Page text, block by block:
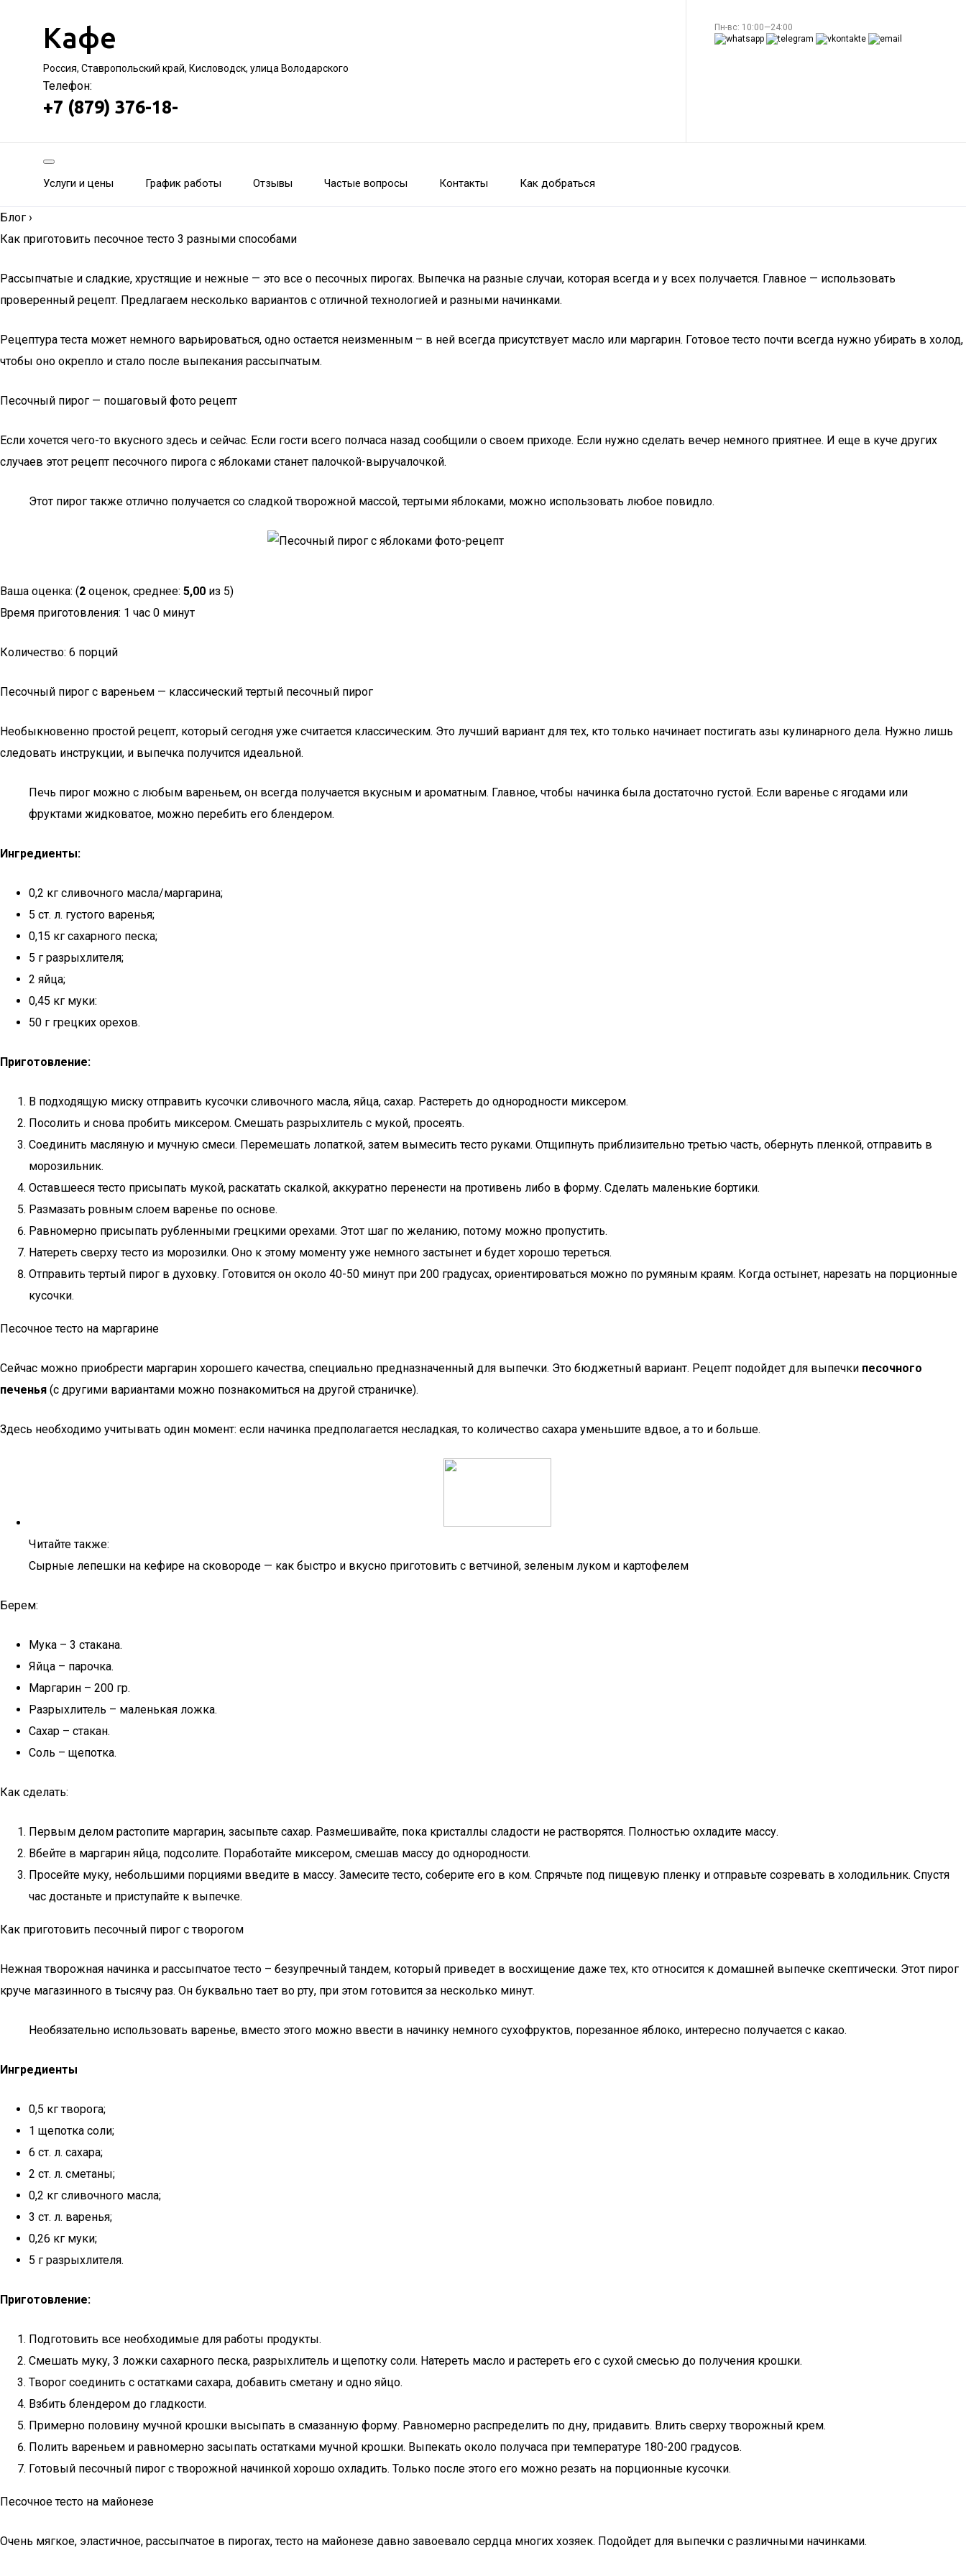
Кафе
Россия, Ставропольский край, Кисловодск, улица Володарского
Телефон:
+7 (879) 376-18-
Пн-вс: 10:00—24:00
Услуги и цены График работы Отзывы Частые вопросы Контакты Как добраться
Блог ›
Как приготовить песочное тесто 3 разными способами
Рассыпчатые и сладкие, хрустящие и нежные — это все о песочных пирогах. Выпечка на разные случаи, которая всегда и у всех получается. Главное — использовать
проверенный рецепт. Предлагаем несколько вариантов с отличной технологией и разными начинками.
Рецептура теста может немного варьироваться, одно остается неизменным – в ней всегда присутствует масло или маргарин. Готовое тесто почти всегда нужно убирать в холод,
чтобы оно окрепло и стало после выпекания рассыпчатым.
Песочный пирог — пошаговый фото рецепт
Если хочется чего-то вкусного здесь и сейчас. Если гости всего полчаса назад сообщили о своем приходе. Если нужно сделать вечер немного приятнее. И еще в куче других
случаев этот рецепт песочного пирога с яблоками станет палочкой-выручалочкой.
Этот пирог также отлично получается со сладкой творожной массой, тертыми яблоками, можно использовать любое повидло.
Ваша оценка: (2 оценок, среднее: 5,00 из 5)
Время приготовления: 1 час 0 минут
Количество: 6 порций
Песочный пирог с вареньем — классический тертый песочный пирог
Необыкновенно простой рецепт, который сегодня уже считается классическим. Это лучший вариант для тех, кто только начинает постигать азы кулинарного дела. Нужно лишь
следовать инструкции, и выпечка получится идеальной.
Печь пирог можно с любым вареньем, он всегда получается вкусным и ароматным. Главное, чтобы начинка была достаточно густой. Если варенье с ягодами или
фруктами жидковатое, можно перебить его блендером.
Ингредиенты:
0,2 кг сливочного масла/маргарина;
5 ст. л. густого варенья;
0,15 кг сахарного песка;
5 г разрыхлителя;
2 яйца;
0,45 кг муки:
50 г грецких орехов.
Приготовление:
В подходящую миску отправить кусочки сливочного масла, яйца, сахар. Растереть до однородности миксером.
Посолить и снова пробить миксером. Смешать разрыхлитель с мукой, просеять.
Соединить масляную и мучную смеси. Перемешать лопаткой, затем вымесить тесто руками. Отщипнуть приблизительно третью часть, обернуть пленкой, отправить в
морозильник.
Оставшееся тесто присыпать мукой, раскатать скалкой, аккуратно перенести на противень либо в форму. Сделать маленькие бортики.
Размазать ровным слоем варенье по основе.
Равномерно присыпать рубленными грецкими орехами. Этот шаг по желанию, потому можно пропустить.
Натереть сверху тесто из морозилки. Оно к этому моменту уже немного застынет и будет хорошо тереться.
Отправить тертый пирог в духовку. Готовится он около 40-50 минут при 200 градусах, ориентироваться можно по румяным краям. Когда остынет, нарезать на порционные
кусочки.
Песочное тесто на маргарине
Сейчас можно приобрести маргарин хорошего качества, специально предназначенный для выпечки. Это бюджетный вариант. Рецепт подойдет для выпечки песочного
печенья (с другими вариантами можно познакомиться на другой страничке).
Здесь необходимо учитывать один момент: если начинка предполагается несладкая, то количество сахара уменьшите вдвое, а то и больше.
Читайте также:
Сырные лепешки на кефире на сковороде — как быстро и вкусно приготовить с ветчиной, зеленым луком и картофелем
Берем:
Мука – 3 стакана.
Яйца – парочка.
Маргарин – 200 гр.
Разрыхлитель – маленькая ложка.
Сахар – стакан.
Соль – щепотка.
Как сделать:
Первым делом растопите маргарин, засыпьте сахар. Размешивайте, пока кристаллы сладости не растворятся. Полностью охладите массу.
Вбейте в маргарин яйца, подсолите. Поработайте миксером, смешав массу до однородности.
Просейте муку, небольшими порциями введите в массу. Замесите тесто, соберите его в ком. Спрячьте под пищевую пленку и отправьте созревать в холодильник. Спустя
час достаньте и приступайте к выпечке.
Как приготовить песочный пирог с творогом
Нежная творожная начинка и рассыпчатое тесто – безупречный тандем, который приведет в восхищение даже тех, кто относится к домашней выпечке скептически. Этот пирог
круче магазинного в тысячу раз. Он буквально тает во рту, при этом готовится за несколько минут.
Необязательно использовать варенье, вместо этого можно ввести в начинку немного сухофруктов, порезанное яблоко, интересно получается с какао.
Ингредиенты
0,5 кг творога;
1 щепотка соли;
6 ст. л. сахара;
2 ст. л. сметаны;
0,2 кг сливочного масла;
3 ст. л. варенья;
0,26 кг муки;
5 г разрыхлителя.
Приготовление:
Подготовить все необходимые для работы продукты.
Смешать муку, 3 ложки сахарного песка, разрыхлитель и щепотку соли. Натереть масло и растереть его с сухой смесью до получения крошки.
Творог соединить с остатками сахара, добавить сметану и одно яйцо.
Взбить блендером до гладкости.
Примерно половину мучной крошки высыпать в смазанную форму. Равномерно распределить по дну, придавить. Влить сверху творожный крем.
Полить вареньем и равномерно засыпать остатками мучной крошки. Выпекать около получаса при температуре 180-200 градусов.
Готовый песочный пирог с творожной начинкой хорошо охладить. Только после этого его можно резать на порционные кусочки.
Песочное тесто на майонезе
Очень мягкое, эластичное, рассыпчатое в пирогах, тесто на майонезе давно завоевало сердца многих хозяек. Подойдет для выпечки с различными начинками.